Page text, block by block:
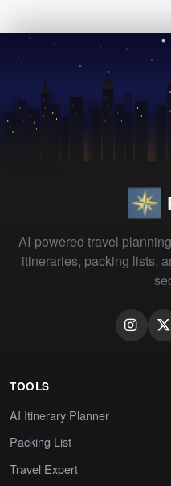
AI-powered travel
itineraries, packing lists,
TOOLS
AI Itinerary Planner
Packing List
Travel Expert